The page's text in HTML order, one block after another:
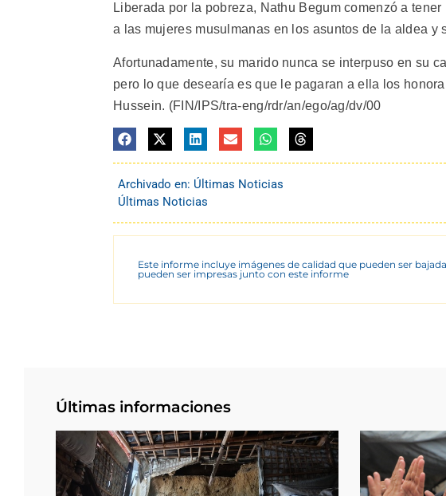
Liberada por la pobreza, Nathu Begum comenzó a
a las mujeres musulmanas en los asuntos de la aldea y
Afortunadamente, su marido nunca se interpuso en su
pero lo que desearía es que le pagaran a ella los
Hussein. (FIN/IPS/tra-eng/rdr/an/ego/ag/dv/00
Archivado en: Últimas Noticias
Últimas Noticias
Este informe incluye imágenes de calidad que pueden ser
pueden ser impresas junto con este informe
Últimas informaciones